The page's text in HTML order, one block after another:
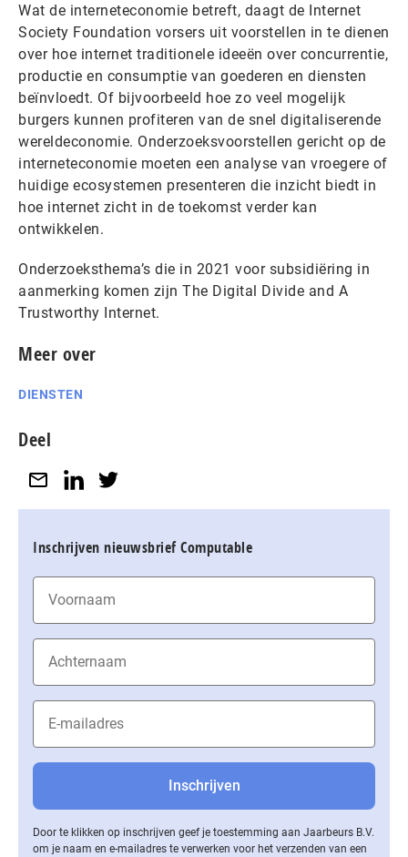
Wat de interneteconomie betreft, daagt de Internet
Society Foundation vorsers uit voorstellen in te dienen
over hoe internet traditionele ideeën over concurrentie,
productie en consumptie van goederen en diensten
beïnvloedt. Of bijvoorbeeld hoe zo veel mogelijk
burgers kunnen profiteren van de snel digitaliserende
wereldeconomie. Onderzoeksvoorstellen gericht op de
interneteconomie moeten een analyse van vroegere of
huidige ecosystemen presenteren die inzicht biedt in
hoe internet zicht in de toekomst verder kan
ontwikkelen.
Onderzoeksthema’s die in 2021 voor subsidiëring in
aanmerking komen zijn The Digital Divide and A
Trustworthy Internet.
Meer over
DIENSTEN
Deel
Inschrijven nieuwsbrief Computable
Door te klikken op inschrijven geef je toestemming aan Jaarbeurs B.V.
om je naam en e-mailadres te verwerken voor het verzenden van een